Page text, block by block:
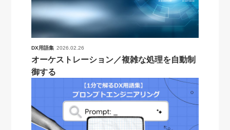
DX用語集 2026.02.26
オーケストレーション／複雑な処理を自動制
御する